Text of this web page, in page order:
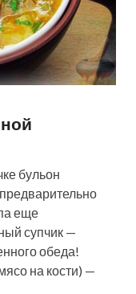
бульон
еще
супчик —
обеда!
на кости) —